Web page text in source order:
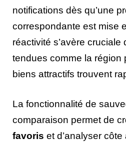
notifications dès qu’une
correspondante est mise
réactivité s’avère cruciale
tendues comme la région
biens attractifs trouvent
La fonctionnalité de
comparaison permet de
favoris et d’analyser